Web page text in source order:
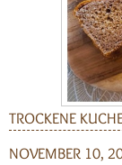
TROCKENE
NOVEMBER 10,